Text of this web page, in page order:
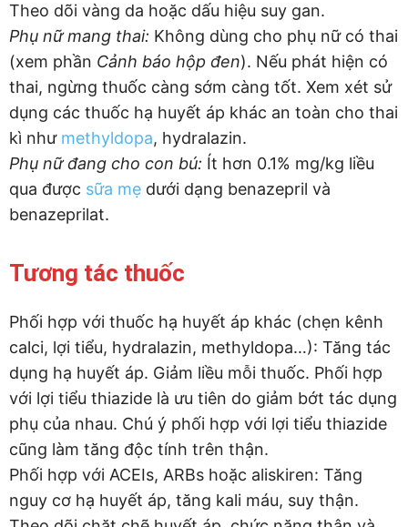
Theo dõi vàng da hoặc dấu hiệu suy gan.
Phụ nữ mang thai: Không dùng cho phụ nữ có thai
(xem phần Cảnh báo hộp đen). Nếu phát hiện có
thai, ngừng thuốc càng sớm càng tốt. Xem xét sử
dụng các thuốc hạ huyết áp khác an toàn cho thai
kì như methyldopa, hydralazin.
Phụ nữ đang cho con bú: Ít hơn 0.1% mg/kg liều
qua được sữa mẹ dưới dạng benazepril và
benazeprilat.
Tương tác thuốc
Phối hợp với thuốc hạ huyết áp khác (chẹn kênh
calci, lợi tiểu, hydralazin, methyldopa…): Tăng tác
dụng hạ huyết áp. Giảm liều mỗi thuốc. Phối hợp
với lợi tiểu thiazide là ưu tiên do giảm bớt tác dụng
phụ của nhau. Chú ý phối hợp với lợi tiểu thiazide
cũng làm tăng độc tính trên thận.
Phối hợp với ACEIs, ARBs hoặc aliskiren: Tăng
nguy cơ hạ huyết áp, tăng kali máu, suy thận.